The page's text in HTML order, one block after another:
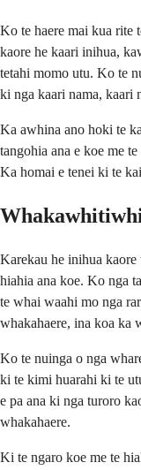
Ko te haere mai kua rite
kaore he kaari inihua,
tetahi momo utu. Ko te
ki nga kaari nama, kaari
Ka awhina ano hoki te
tangohia ana e koe me
Ka homai e tenei ki te
Karekau he inihua kaore
hiahia ana koe. Ko nga
te whai waahi mo nga
whakahaere, ina koa ka
Ko te nuinga o nga
ki te kimi huarahi ki te
e pa ana ki nga turoro
whakahaere.
Ki te ngaro koe me te